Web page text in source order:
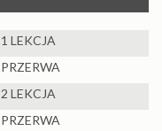
1 LEKCJA
PRZERWA
2 LEKCJA
PRZERWA